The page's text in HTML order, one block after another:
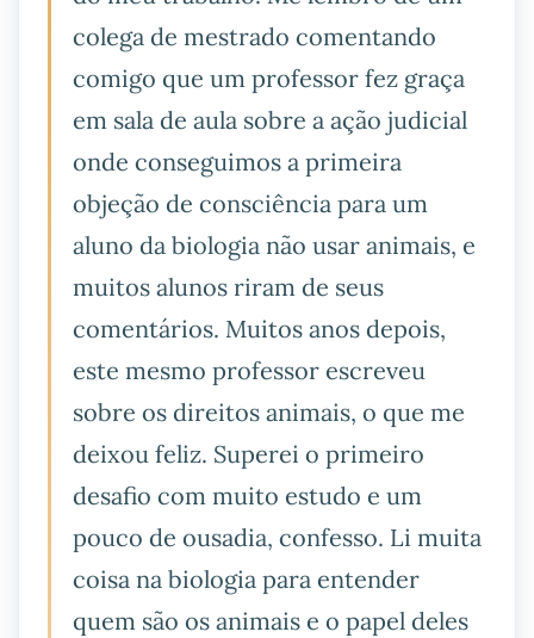
colega de mestrado comentando
comigo que um professor fez graça
em sala de aula sobre a ação judicial
onde conseguimos a primeira
objeção de consciência para um
aluno da biologia não usar animais, e
muitos alunos riram de seus
comentários. Muitos anos depois,
este mesmo professor escreveu
sobre os direitos animais, o que me
deixou feliz. Superei o primeiro
desafio com muito estudo e um
pouco de ousadia, confesso. Li muita
coisa na biologia para entender
quem são os animais e o papel deles